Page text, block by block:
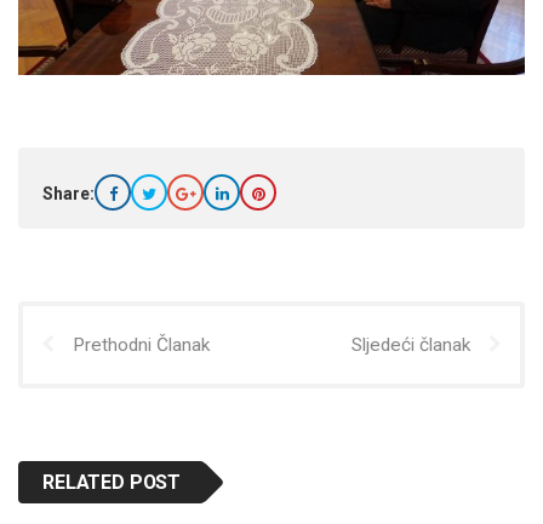
Share:
Prethodni Članak Sljedeći članak
RELATED POST